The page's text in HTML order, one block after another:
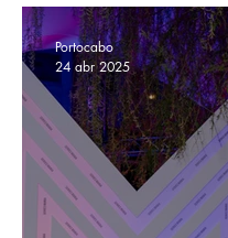
Atresplayer
Portocabo
24 abr 2025